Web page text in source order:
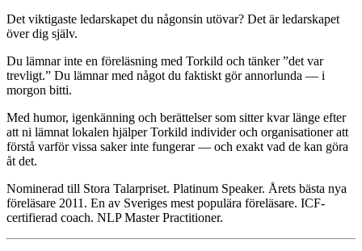
Det viktigaste ledarskapet du någonsin utövar? Det är ledarskapet
över dig själv.
Du lämnar inte en föreläsning med Torkild och tänker ”det var
trevligt.” Du lämnar med något du faktiskt gör annorlunda — i
morgon bitti.
Med humor, igenkänning och berättelser som sitter kvar länge efter
att ni lämnat lokalen hjälper Torkild individer och organisationer att
förstå varför vissa saker inte fungerar — och exakt vad de kan göra
åt det.
Nominerad till Stora Talarpriset. Platinum Speaker. Årets bästa nya
föreläsare 2011. En av Sveriges mest populära föreläsare. ICF-
certifierad coach. NLP Master Practitioner.